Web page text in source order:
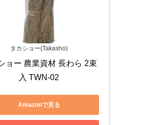
タカショー(Takasho)
ョー 農業資材 長わら 2束
入 TWN-02
Amazonで見る